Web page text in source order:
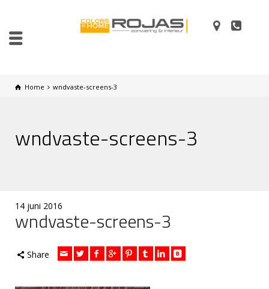
Home wndvaste-screens-3
wndvaste-screens-3
14 juni 2016
wndvaste-screens-3
Share